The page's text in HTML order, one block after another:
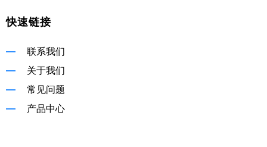
快速链接
联系我们
关于我们
常见问题
产品中心